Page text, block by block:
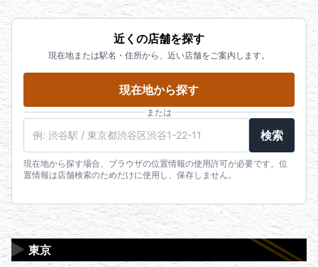
近くの店舗を探す
現在地または駅名・住所から、近い店舗をご案内します。
現在地から探す
または
検索
現在地から探す場合、ブラウザの位置情報の使用許可が必要です。位
置情報は店舗検索のためだけに使用し、保存しません。
東京
▶